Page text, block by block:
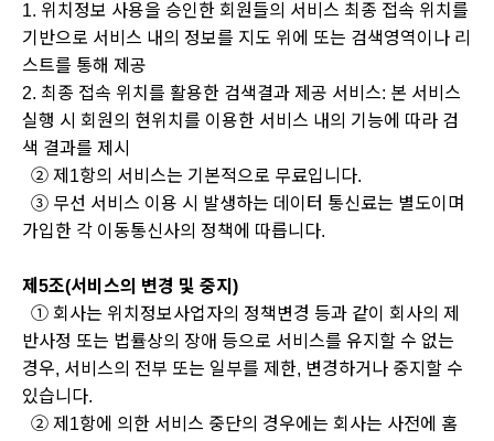
1. 위치정보 사용을 승인한 회원들의 서비스 최종 접속 위치를
기반으로 서비스 내의 정보를 지도 위에 또는 검색영역이나 리
스트를 통해 제공
2. 최종 접속 위치를 활용한 검색결과 제공 서비스: 본 서비스
실행 시 회원의 현위치를 이용한 서비스 내의 기능에 따라 검
색 결과를 제시
② 제1항의 서비스는 기본적으로 무료입니다.
③ 무선 서비스 이용 시 발생하는 데이터 통신료는 별도이며
가입한 각 이동통신사의 정책에 따릅니다.
제5조(서비스의 변경 및 중지)
① 회사는 위치정보사업자의 정책변경 등과 같이 회사의 제
반사정 또는 법률상의 장애 등으로 서비스를 유지할 수 없는
경우, 서비스의 전부 또는 일부를 제한, 변경하거나 중지할 수
있습니다.
② 제1항에 의한 서비스 중단의 경우에는 회사는 사전에 홈